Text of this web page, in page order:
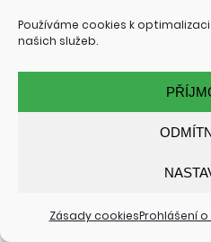
Používáme cookies k
našich služeb.
Zásady cookiesProhlášení
Správná volba tvůrce
Dalibor